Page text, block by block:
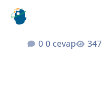
0 cevap